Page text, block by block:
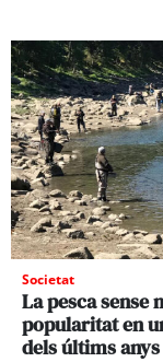
Societat
La pesca
popularitat en
dels últims anys